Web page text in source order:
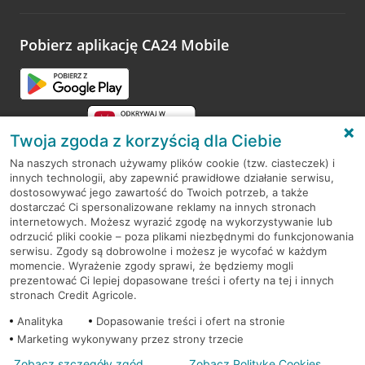
opinie.
Pobierz aplikację CA24 Mobile
RODO
Regulamin serwisu
Mapa serwisu
PolitykaCookies
Twoja zgoda z korzyścią dla Ciebie
Na naszych stronach używamy plików cookie (tzw. ciasteczek) i
innych technologii, aby zapewnić prawidłowe działanie serwisu,
dostosowywać jego zawartość do Twoich potrzeb, a także
dostarczać Ci spersonalizowane reklamy na innych stronach
internetowych. Możesz wyrazić zgodę na wykorzystywanie lub
odrzucić pliki cookie – poza plikami niezbędnymi do funkcjonowania
serwisu. Zgody są dobrowolne i możesz je wycofać w każdym
momencie. Wyrażenie zgody sprawi, że będziemy mogli
prezentować Ci lepiej dopasowane treści i oferty na tej i innych
stronach Credit Agricole.
Analityka
Dopasowanie treści i ofert na stronie
Marketing wykonywany przez strony trzecie